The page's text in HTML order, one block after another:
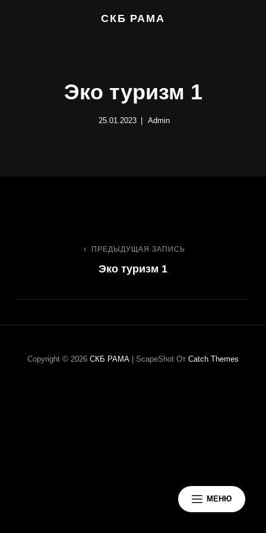
СКБ РАМА
МЕНЮ
Эко туризм 1
25.01.2023 Admin
Навигация
Предыдущая
запись
ПРЕДЫДУЩАЯ ЗАПИСЬ
Эко туризм 1
Copyright © 2026 СКБ РАМА ScapeShot От Catch Themes